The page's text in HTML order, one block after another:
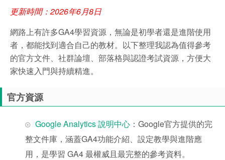
更新時間：2026年6月8日
網路上有許多GA4學習資源，無論是初學者還是進階使用
者，都能找到適合自己的教材。以下整理我認為值得參考
的官方文件、社群論壇、部落格與認證考試資源，方便大
家快速入門與持續精進。
官方資源
Google Analytics 說明中心 ：Google官方提供的完
整文件庫，涵蓋GA4功能介紹、設定教學與進階應
用，是學習 GA4 最權威且最完整的參考資料。